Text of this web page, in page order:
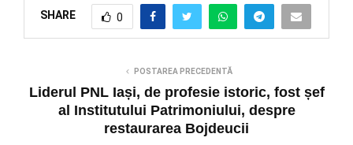
SHARE 0
POSTAREA PRECEDENTĂ
Liderul PNL Iași, de profesie istoric, fost șef
al Institutului Patrimoniului, despre
restaurarea Bojdeucii